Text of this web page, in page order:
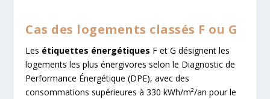
Cas des logements classés F ou G
Les étiquettes énergétiques F et G désignent les
logements les plus énergivores selon le Diagnostic de
Performance Énergétique (DPE), avec des
consommations supérieures à 330 kWh/m²/an pour le